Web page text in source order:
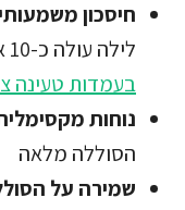
חיסכון
לילה עולה כ-10 אגורות לק"מ, לעומת 30-50 אגורות
בעמדות טעינה
נוחות
הסוללה מלאה
שמירה על